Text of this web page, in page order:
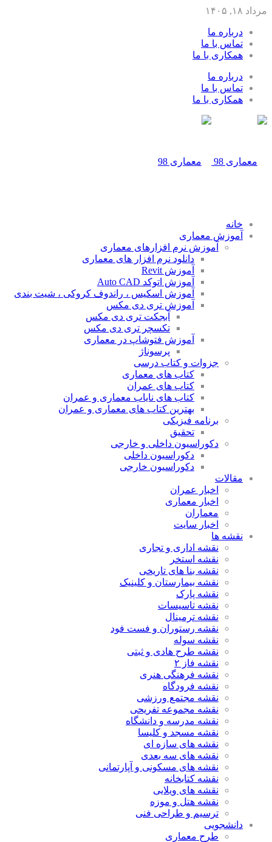
مرداد ۱۸, ۱۴۰۵
درباره ما
تماس با ما
همکاری با ما
درباره ما
تماس با ما
همکاری با ما
خانه
آموزش معماری
آموزش نرم افزارهای معماری
دانلود نرم افزار های معماری
آموزش Revit
آموزش اتوکد Auto CAD
آموزش اسکیس ، راندوف کروکی ، شیت بندی
آموزش تری دی مکس
آبجکت تری دی مکس
تکسچر تری دی مکس
آموزش فتوشاپ در معماری
پرسوناژ
جزوات و کتاب درسی
کتاب های معماری
کتاب های عمران
کتاب های نایاب معماری و عمران
بهترین کتاب های معماری و عمران
برنامه فیزیکی
تحقیق
دکوراسیون داخلی و خارجی
دکوراسیون داخلی
دکوراسیون خارجی
مقالات
اخبار عمران
اخبار معماری
معماران
اخبار سایت
نقشه ها
نقشه اداری و تجاری
نقشه استخر
نقشه بنا های تاریخی
نقشه بیمارستان و کلینیک
نقشه پارک
نقشه تاسیسات
نقشه ترمینال
نقشه رستوران و فست فود
نقشه سوله
نقشه طرح هادی و ثبتی
نقشه فاز ۲
نقشه فرهنگی هنری
نقشه فرودگاه
نقشه مجتمع ورزشی
نقشه مجموعه تفریحی
نقشه مدرسه و دانشگاه
نقشه مسجد و کلیسا
نقشه های سازه ای
نقشه های سه بعدی
نقشه های مسکونی و آپارتمانی
نقشه کتابخانه
نقشه های ویلایی
نقشه هتل و موزه
ترسیم و طراحی فنی
دانشجویی
طرح معماری